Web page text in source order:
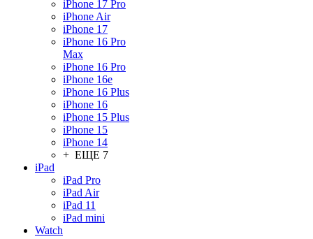
iPhone 17 Pro
iPhone Air
iPhone 17
iPhone 16 Pro
Max
iPhone 16 Pro
iPhone 16e
iPhone 16 Plus
iPhone 16
iPhone 15 Plus
iPhone 15
iPhone 14
+ ЕЩЕ 7
iPad
iPad Pro
iPad Air
iPad 11
iPad mini
Watch